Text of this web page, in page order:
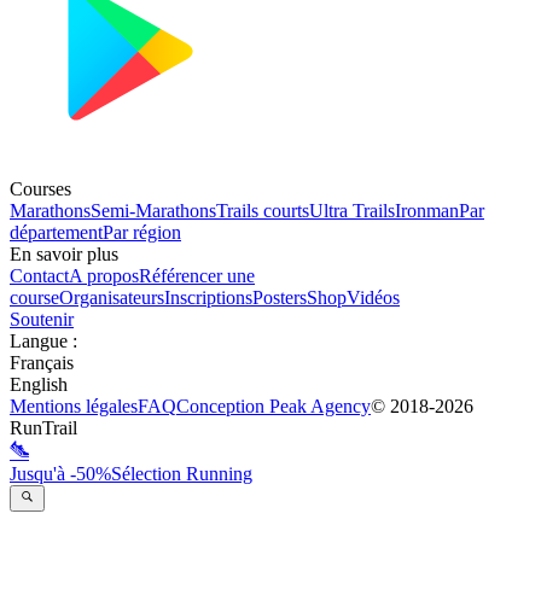
Courses
MarathonsSemi-MarathonsTrails courtsUltra TrailsIronmanPar
départementPar région
En savoir plus
ContactA proposRéférencer une
courseOrganisateursInscriptionsPostersShopVidéos
Soutenir
Langue :
Français
English
Mentions légalesFAQConception Peak Agency© 2018-2026
RunTrail
Jusqu'à -50%Sélection Running